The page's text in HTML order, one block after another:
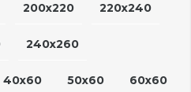
200x220 220x240
240x260
40x60 50x60 60x60